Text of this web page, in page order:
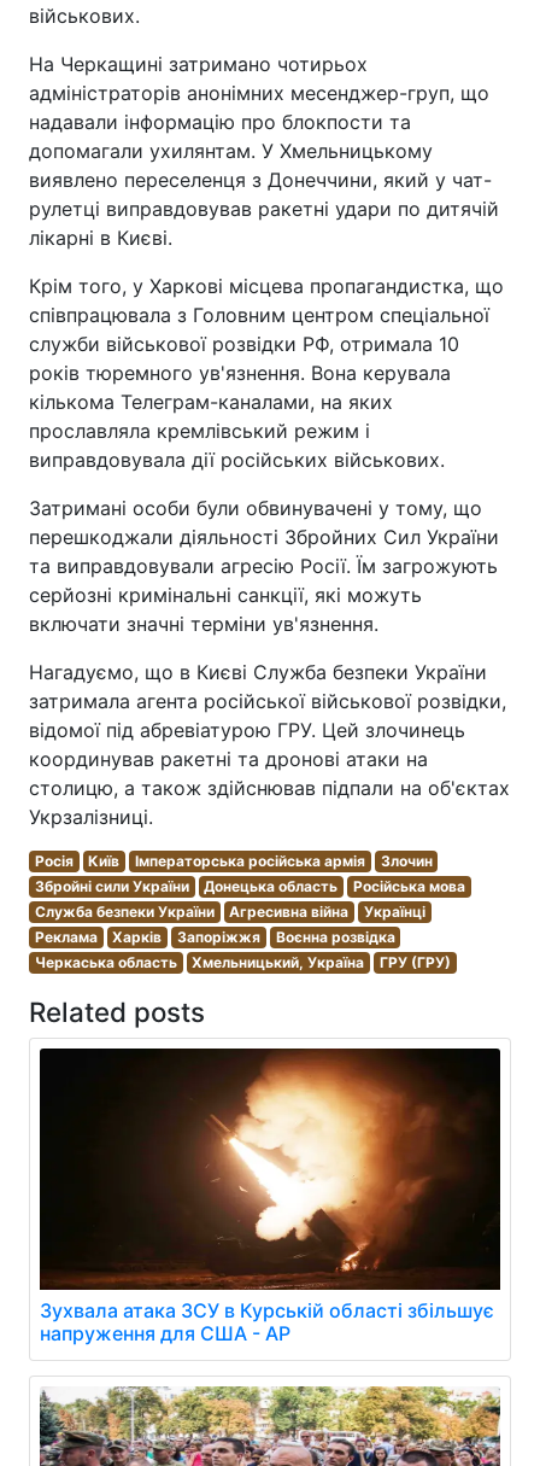
військових.
На Черкащині затримано чотирьох
адміністраторів анонімних месенджер-груп, що
надавали інформацію про блокпости та
допомагали ухилянтам. У Хмельницькому
виявлено переселенця з Донеччини, який у чат-
рулетці виправдовував ракетні удари по дитячій
лікарні в Києві.
Крім того, у Харкові місцева пропагандистка, що
співпрацювала з Головним центром спеціальної
служби військової розвідки РФ, отримала 10
років тюремного ув'язнення. Вона керувала
кількома Телеграм-каналами, на яких
прославляла кремлівський режим і
виправдовувала дії російських військових.
Затримані особи були обвинувачені у тому, що
перешкоджали діяльності Збройних Сил України
та виправдовували агресію Росії. Їм загрожують
серйозні кримінальні санкції, які можуть
включати значні терміни ув'язнення.
Нагадуємо, що в Києві Служба безпеки України
затримала агента російської військової розвідки,
відомої під абревіатурою ГРУ. Цей злочинець
координував ракетні та дронові атаки на
столицю, а також здійснював підпали на об'єктах
Укрзалізниці.
Росія Київ Імператорська російська армія
Злочин
Збройні сили України
Донецька область
Російська мова
Служба безпеки України
Агресивна війна
Українці
Реклама
Харків Запоріжжя
Воєнна розвідка
Черкаська область
Хмельницький, Україна ГРУ (ГРУ)
Related posts
Зухвала атака ЗСУ в Курській області збільшує
напруження для США - AP